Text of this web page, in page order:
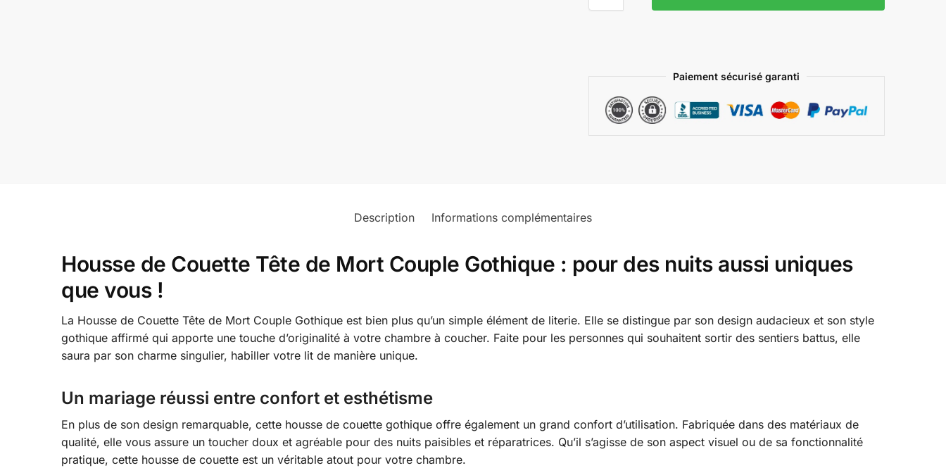
Paiement sécurisé garanti
Description Informations complémentaires
Housse de Couette Tête de Mort Couple Gothique : pour des nuits aussi uniques
que vous !
La Housse de Couette Tête de Mort Couple Gothique est bien plus qu’un simple élément de literie. Elle se distingue par son design audacieux et son style
gothique affirmé qui apporte une touche d’originalité à votre chambre à coucher. Faite pour les personnes qui souhaitent sortir des sentiers battus, elle
saura par son charme singulier, habiller votre lit de manière unique.
Un mariage réussi entre confort et esthétisme
En plus de son design remarquable, cette housse de couette gothique offre également un grand confort d’utilisation. Fabriquée dans des matériaux de
qualité, elle vous assure un toucher doux et agréable pour des nuits paisibles et réparatrices. Qu’il s’agisse de son aspect visuel ou de sa fonctionnalité
pratique, cette housse de couette est un véritable atout pour votre chambre.